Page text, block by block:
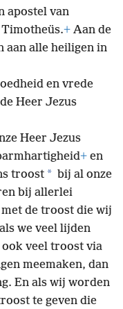
apostel van
+ Aan de
aan alle heiligen in
en vrede
Heer Jezus
Heer Jezus
+ en
troost * bij al onze
bij allerlei
met de troost die wij
we veel lijden
veel troost via
meemaken, dan
En als wij worden
te geven die